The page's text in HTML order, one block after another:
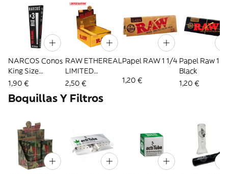
NARCOS Conos
King Size
Blancos
1,90 €
RAW ETHEREAL
LIMITED
EDITION
2,50 €
Papel RAW 1 1/4
1,20 €
Papel Raw 1
Black
1,20 €
Boquillas Y Filtros